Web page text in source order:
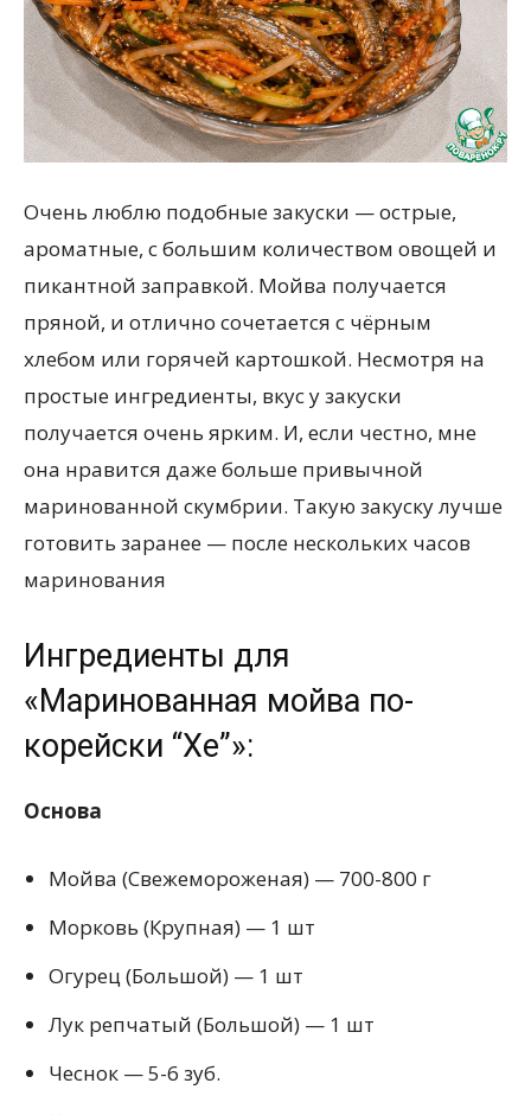
Очень люблю подобные закуски — острые,
ароматные, с большим количеством овощей и
пикантной заправкой. Мойва получается
пряной, и отлично сочетается с чёрным
хлебом или горячей картошкой. Несмотря на
простые ингредиенты, вкус у закуски
получается очень ярким. И, если честно, мне
она нравится даже больше привычной
маринованной скумбрии. Такую закуску лучше
готовить заранее — после нескольких часов
маринования
Ингредиенты для
«Маринованная мойва по-
корейски “Хе”»:
Основа
Мойва (Свежемороженая) — 700-800 г
Морковь (Крупная) — 1 шт
Огурец (Большой) — 1 шт
Лук репчатый (Большой) — 1 шт
Чеснок — 5-6 зуб.